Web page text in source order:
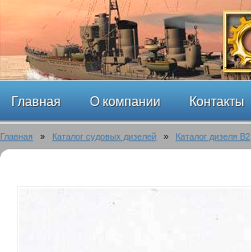
Главная О компании Контакты
Главная » Каталог судовых дизелей » Каталог дизеля B2